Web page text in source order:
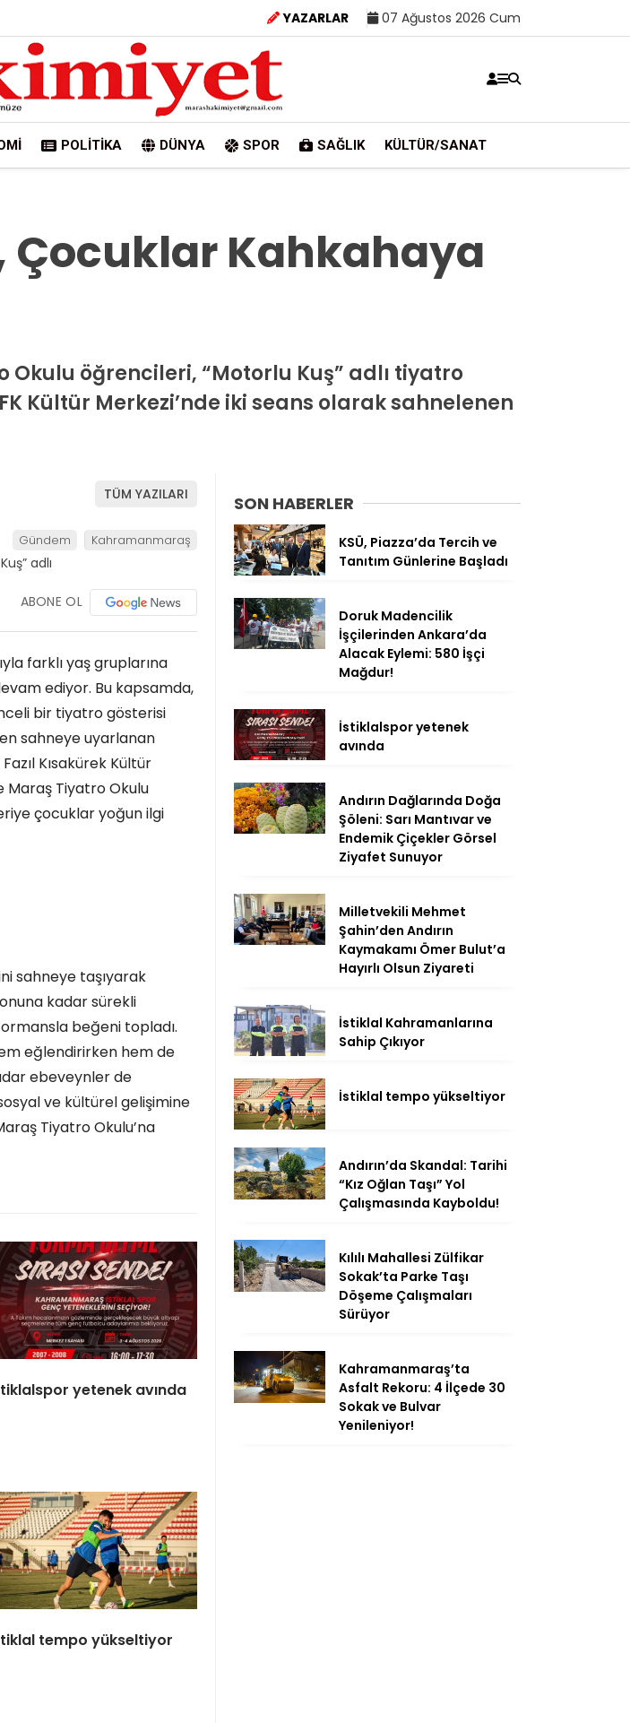
YAZARLAR 07 Ağustos 2026 Cum
POLITIKA DÜNYA SPOR SAĞLIK KÜLTÜR/SANAT
Çocuklar Kahkahaya
öğrencileri, “Motorlu Kuş” adlı tiyatro
Kültür Merkezi’nde iki seans olarak sahnelenen
TÜM YAZILARI
Gündem Kahramanmaraş
ABONE OL
farklı yaş gruplarına
ediyor. Bu kapsamda,
bir tiyatro gösterisi
sahneye uyarlanan
Kısakürek Kültür
Maraş Tiyatro Okulu
çocuklar yoğun ilgi
sahneye taşıyarak
kadar sürekli
beğeni topladı.
eğlendirirken hem de
ebeveynler de
ve kültürel gelişimine
Tiyatro Okulu’na
yetenek avında
tempo yükseltiyor
SON HABERLER
KSÜ, Piazza’da Tercih ve
Tanıtım Günlerine Başladı
Doruk Madencilik
İşçilerinden Ankara’da
Alacak Eylemi: 580 İşçi
Mağdur!
İstiklalspor yetenek
avında
Andırın Dağlarında Doğa
Şöleni: Sarı Mantıvar ve
Endemik Çiçekler Görsel
Ziyafet Sunuyor
Milletvekili Mehmet
Şahin’den Andırın
Kaymakamı Ömer Bulut’a
Hayırlı Olsun Ziyareti
İstiklal Kahramanlarına
Sahip Çıkıyor
İstiklal tempo yükseltiyor
Andırın’da Skandal: Tarihi
“Kız Oğlan Taşı” Yol
Çalışmasında Kayboldu!
Kılılı Mahallesi Zülfikar
Sokak’ta Parke Taşı
Döşeme Çalışmaları
Sürüyor
Kahramanmaraş’ta
Asfalt Rekoru: 4 İlçede 30
Sokak ve Bulvar
Yenileniyor!